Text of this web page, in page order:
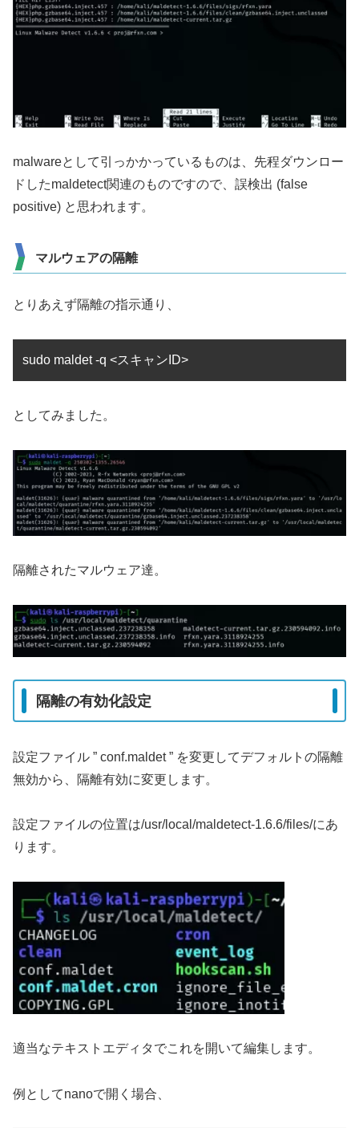
malwareとして引っかかっているものは、先程ダウンロー
ドしたmaldetect関連のものですので、誤検出 (false
positive) と思われます。
マルウェアの隔離
とりあえず隔離の指示通り、
sudo maldet -q <スキャンID>
としてみました。
隔離されたマルウェア達。
隔離の有効化設定
設定ファイル ” conf.maldet ” を変更してデフォルトの隔離
無効から、隔離有効に変更します。
設定ファイルの位置は/usr/local/maldetect-1.6.6/files/にあ
ります。
適当なテキストエディタでこれを開いて編集します。
例としてnanoで開く場合、